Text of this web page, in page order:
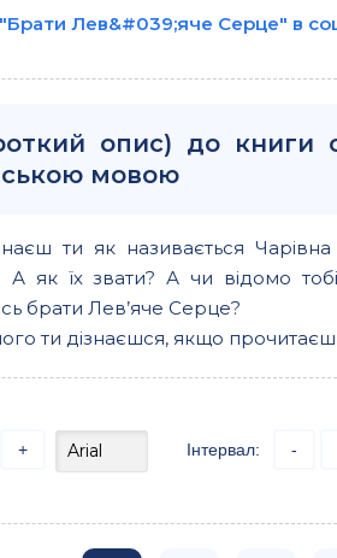
Лев&#039;яче Серце" в
опис) до книги
мовою
ти як називається
А як їх звати? А чи відомо
брати Лев’яче Серце?
ти дізнаєшся, якщо прочитаєш
+ Інтервал: -